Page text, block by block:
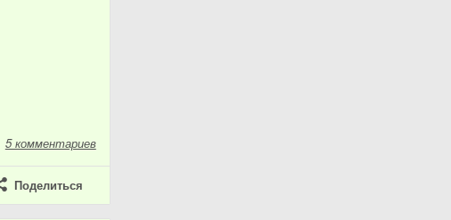
5 комментариев
Поделиться